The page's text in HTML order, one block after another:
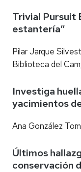
Trivial Pursuit
estantería”
Pilar Jarque
Biblioteca del
Investiga
yacimientos
Ana González
Últimos
conservación